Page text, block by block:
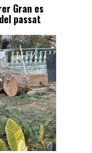
Gran es
passat